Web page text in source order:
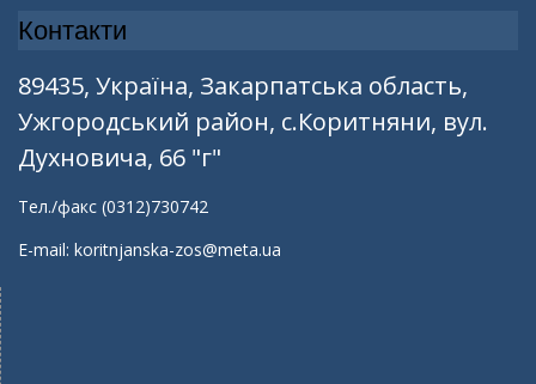
Контакти
89435, Україна, Закарпатська область,
Ужгородський район, с.Коритняни, вул.
Духновича, 66 "г"
Тел./факс (0312)730742
E-mail: koritnjanska-zos@meta.ua